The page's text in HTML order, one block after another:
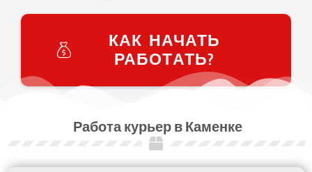
КАК НАЧАТЬ
РАБОТАТЬ?
Работа курьер в Каменке